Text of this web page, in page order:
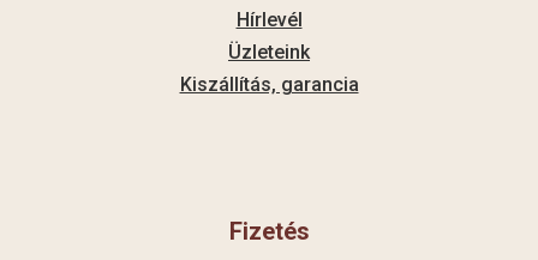
Hírlevél
Üzleteink
Kiszállítás, garancia
Fizetés